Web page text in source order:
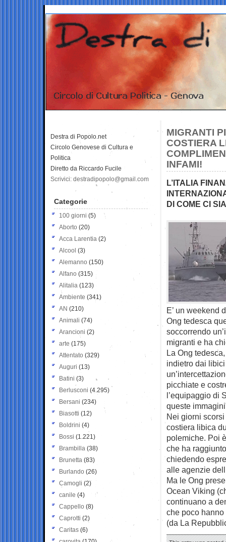
MIGRANTI
COSTIERA
INFAMI!
L’ITALIA
DI COME CI
E’ un weekend
Ong tedesca
soccorrendo
migranti e ha
La Ong
indietro dai
picchiate e
l’equipaggio di
queste
Nei giorni
costiera libica
polemiche. Poi
che ha
chiedendo
alle agenzie
Ma le Ong
Ocean Viking
continuano a
che poco
(da La
Destra di Popolo.net
Circolo Genovese di Cultura e
Politica
Diretto da Riccardo Fucile
Scrivici: destradipopolo@gmail.com
Categorie
100 giorni (5)
Aborto (20)
Acca Larentia (2)
Alcool (3)
Alemanno (150)
Alfano (315)
Alitalia (123)
Ambiente (341)
AN (210)
Animali (74)
Arancioni (2)
arte (175)
Attentato (329)
Auguri (13)
Batini (3)
Berlusconi (4.295)
Bersani (234)
Biasotti (12)
Boldrini (4)
Bossi (1.221)
Brambilla (38)
Brunetta (83)
Burlando (26)
Camogli (2)
canile (4)
Cappello (8)
Caprotti (2)
Caritas (6)